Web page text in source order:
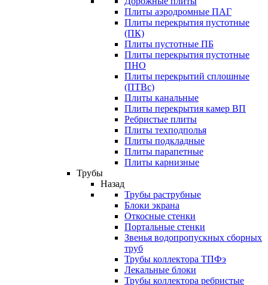
Плиты аэродромные ПАГ
Плиты перекрытия пустотные
(ПК)
Плиты пустотные ПБ
Плиты перекрытия пустотные
ПНО
Плиты перекрытий сплошные
(ПТВс)
Плиты канальные
Плиты перекрытия камер ВП
Ребристые плиты
Плиты техподполья
Плиты подкладные
Плиты парапетные
Плиты карнизные
Трубы
Назад
Трубы раструбные
Блоки экрана
Откосные стенки
Портальные стенки
Звенья водопропускных сборных
труб
Трубы коллектора ТПФэ
Лекальные блоки
Трубы коллектора ребристые